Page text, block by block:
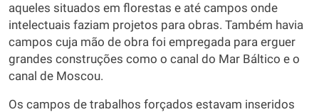
aqueles situados em florestas e até campos onde
intelectuais faziam projetos para obras. Também havia
campos cuja mão de obra foi empregada para erguer
grandes construções como o canal do Mar Báltico e o
canal de Moscou.
Os campos de trabalhos forçados estavam inseridos